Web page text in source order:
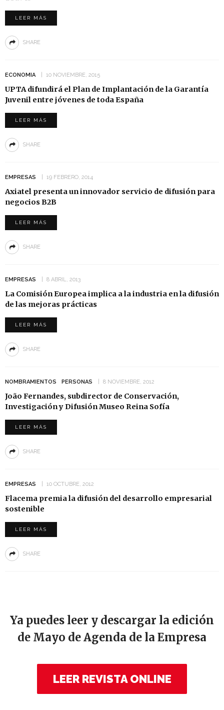
LEER MÁS
SHARE
ECONOMIA 10 NOVIEMBRE, 2015
UPTA difundirá el Plan de Implantación de la Garantía
Juvenil entre jóvenes de toda España
LEER MÁS
SHARE
EMPRESAS 19 FEBRERO, 2014
Axiatel presenta un innovador servicio de difusión para
negocios B2B
LEER MÁS
SHARE
EMPRESAS 8 ABRIL, 2013
La Comisión Europea implica a la industria en la difusión
de las mejoras prácticas
LEER MÁS
SHARE
NOMBRAMIENTOS PERSONAS 8 NOVIEMBRE, 2012
João Fernandes, subdirector de Conservación,
Investigación y Difusión Museo Reina Sofía
LEER MÁS
SHARE
EMPRESAS 10 OCTUBRE, 2012
Flacema premia la difusión del desarrollo empresarial
sostenible
LEER MÁS
SHARE
Ya puedes leer y descargar la edición
de Mayo de Agenda de la Empresa
LEER REVISTA ONLINE